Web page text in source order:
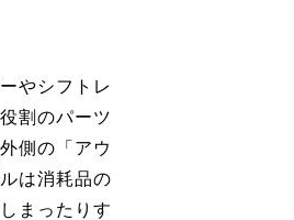
やシフトレ
割のパーツ
側の「アウ
は消耗品の
まったりす